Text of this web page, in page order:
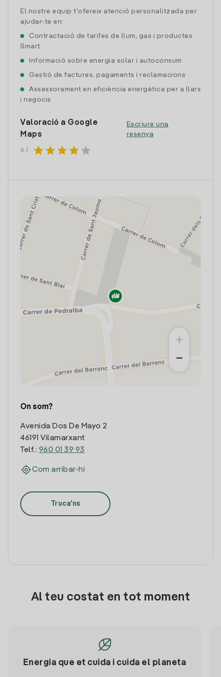
El nostre equip t'ofereix atenció personalitzada per
ajudar-te en:
Contractació de tarifes de llum, gas i productes
Smart
Informació sobre energia solar i autoconsum
Gestió de factures, pagaments i reclamacions
Assessorament en eficiència energètica per a llars
i negocis
Valoració a Google
Maps
4.1 starstarstarstar star
Escriure una
resenya
+
−
On som?
Avenida Dos De Mayo 2
46191 Vilamarxant
Telf.: 960 01 39 93
Com arribar-hi
Truca'ns
Al teu costat en tot moment
Energia que et cuida i cuida el planeta